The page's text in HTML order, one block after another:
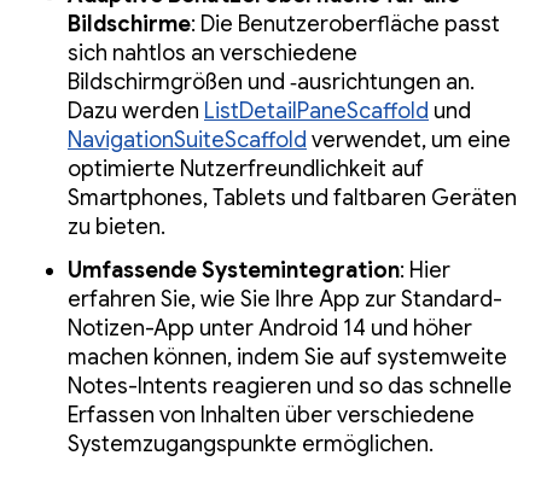
Bildschirme: Die Benutzeroberfläche passt
sich nahtlos an verschiedene
Bildschirmgrößen und ‑ausrichtungen an.
Dazu werden ListDetailPaneScaffold und
NavigationSuiteScaffold verwendet, um eine
optimierte Nutzerfreundlichkeit auf
Smartphones, Tablets und faltbaren Geräten
zu bieten.
Umfassende Systemintegration: Hier
erfahren Sie, wie Sie Ihre App zur Standard-
Notizen-App unter Android 14 und höher
machen können, indem Sie auf systemweite
Notes-Intents reagieren und so das schnelle
Erfassen von Inhalten über verschiedene
Systemzugangspunkte ermöglichen.